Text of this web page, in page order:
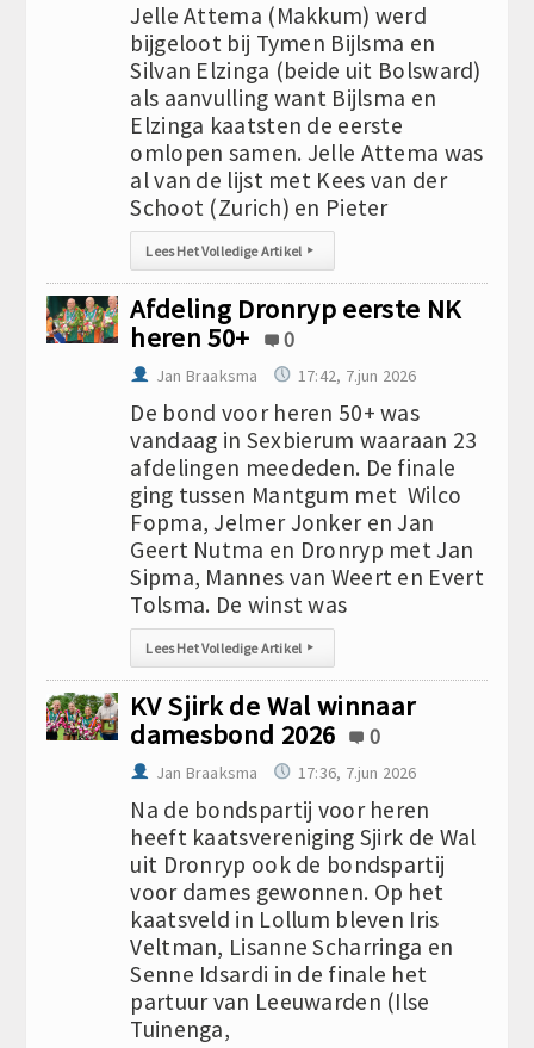
Jelle Attema (Makkum) werd
bijgeloot bij Tymen Bijlsma en
Silvan Elzinga (beide uit Bolsward)
als aanvulling want Bijlsma en
Elzinga kaatsten de eerste
omlopen samen. Jelle Attema was
al van de lijst met Kees van der
Schoot (Zurich) en Pieter
Lees Het Volledige Artikel ▸
Afdeling Dronryp eerste NK
heren 50+
0
Jan Braaksma 17:42, 7.jun 2026
De bond voor heren 50+ was
vandaag in Sexbierum waaraan 23
afdelingen meededen. De finale
ging tussen Mantgum met Wilco
Fopma, Jelmer Jonker en Jan
Geert Nutma en Dronryp met Jan
Sipma, Mannes van Weert en Evert
Tolsma. De winst was
Lees Het Volledige Artikel ▸
KV Sjirk de Wal winnaar
damesbond 2026
0
Jan Braaksma 17:36, 7.jun 2026
Na de bondspartij voor heren
heeft kaatsvereniging Sjirk de Wal
uit Dronryp ook de bondspartij
voor dames gewonnen. Op het
kaatsveld in Lollum bleven Iris
Veltman, Lisanne Scharringa en
Senne Idsardi in de finale het
partuur van Leeuwarden (Ilse
Tuinenga,